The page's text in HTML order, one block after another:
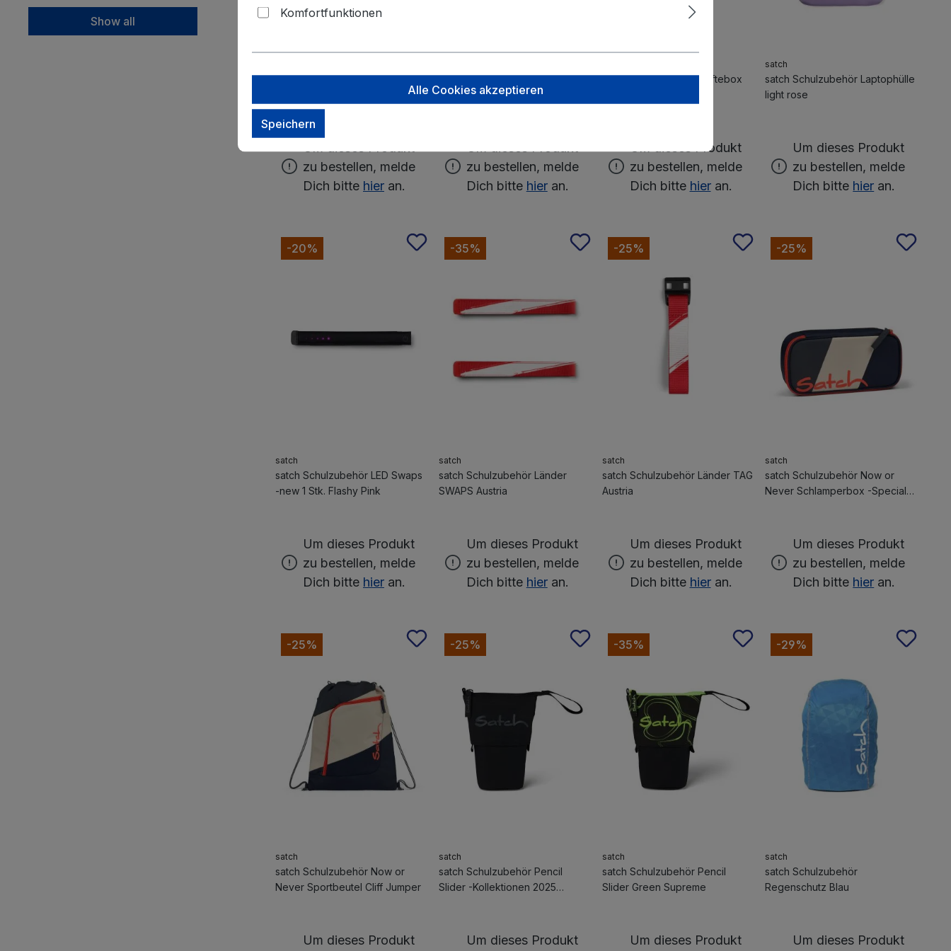
Show all
satch Schulzubehör Geldbeutel
-Kollektion 2025 Bright Faces
zu bestellen, melde
Dich bitte hier an.
satch Schulzubehör Geldbeutel
-vorherige Kollektionen 80s
zu bestellen, melde
Dich bitte hieran.
satch Schulzubehör Heftebox
Um dieses Produkt
zu bestellen, melde
Dich bitte hieran.
satch
satch Schulzubehör Laptophülle
light rose
Um dieses Produkt
zu bestellen, melde
Dich bitte hier an.
-20%
satch
satch Schulzubehör LED Swaps
-new 1 Stk. Flashy Pink
Um dieses Produkt
zu bestellen, melde
Dich bitte hier an.
-35%
satch
satch Schulzubehör Länder
SWAPS Austria
Um dieses Produkt
zu bestellen, melde
Dich bitte hieran.
-25%
satch
satch Schulzubehör Länder TAG
Austria
Um dieses Produkt
zu bestellen, melde
Dich bitte hieran.
-25%
satch
satch Schulzubehör Now or
Never Schlamperbox -Special
Um dieses Produkt
zu bestellen, melde
Dich bitte hier an.
-25%
satch
satch Schulzubehör Now or
Never Sportbeutel Cliff Jumper
Um dieses Produkt
-25%
satch
satch Schulzubehör Pencil
Slider -Kollektionen 2025
Um dieses Produkt
-35%
satch
satch Schulzubehör Pencil
Slider Green Supreme
Um dieses Produkt
-29%
satch
satch Schulzubehör
Regenschutz Blau
Um dieses Produkt
Komfortfunktionen
Alle Cookies akzeptieren
Speichern